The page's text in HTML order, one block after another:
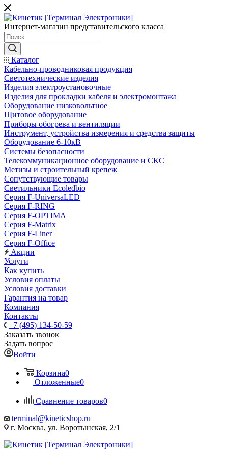
Интернет-магазин представительского класса
Каталог
Кабельно-проводниковая продукция
Светотехнические изделия
Изделия электроустановочные
Изделия для прокладки кабеля и электромонтажа
Оборудование низковольтное
Щитовое оборудование
Приборы обогрева и вентиляции
Инструмент, устройства измерения и средства защиты
Оборудование 6-10кВ
Системы безопасности
Телекоммуникационное оборудование и СКС
Метизы и строительный крепеж
Сопутствующие товары
Светильники Ecoledbio
Серия F-UniversaLED
Серия F-RING
Серия F-OPTIMA
Серия F-Matrix
Серия F-Liner
Серия F-Office
Акции
Услуги
Как купить
Условия оплаты
Условия доставки
Гарантия на товар
Компания
Контакты
+7 (495) 134-50-59
Заказать звонок
Задать вопрос
Войти
Корзина0
Отложенные0
Сравнение товаров0
terminal@kineticshop.ru
г. Москва, ул. Воротынская, 2/1